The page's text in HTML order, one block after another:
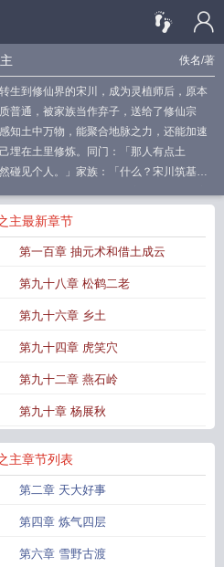
佚名/著
生到修仙界的宋川，成为灵植师后，原本
普通，被家族当作弃子，送给了修仙宗
知土中万物，能聚合地脉之力，还能加速
埋在土里修炼。同门：「那人有点土
碰见个人。」家族：「什么？宋川筑基
万土之主亚图网
之主笔趣阁从灵植师开始苟成万土之主百
最新章节 无弹窗从灵植师开始
主最新章节
第一百章 抽元术和借土成云
第九十八章 松鹤二老
第九十六章 乡土
第九十四章 虎笑穴
第九十二章 燕石岭
第九十章 杨展秋
主章节列表
第二章 天大好事
第四章 炼气四层
第六章 雪野古渡